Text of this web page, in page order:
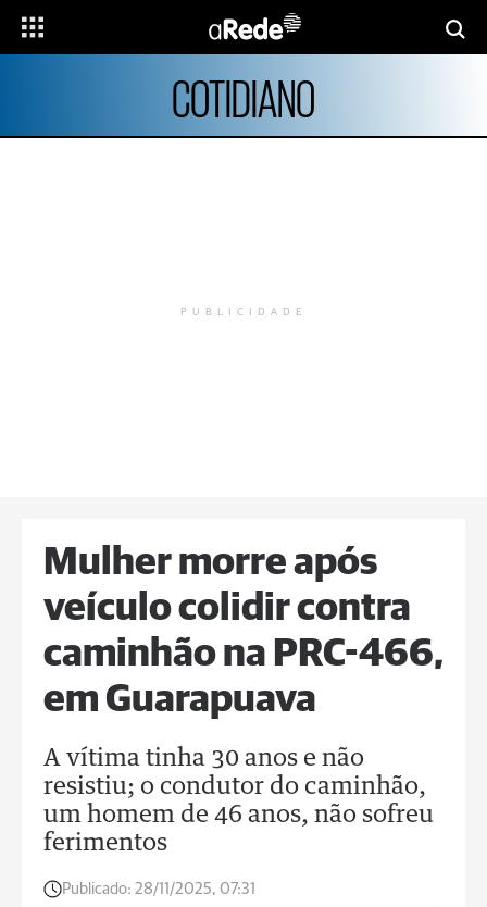
COTIDIANO
PUBLICIDADE
Mulher morre após
veículo colidir contra
caminhão na PRC-466,
em Guarapuava
A vítima tinha 30 anos e não
resistiu; o condutor do caminhão,
um homem de 46 anos, não sofreu
ferimentos
Publicado: 28/11/2025, 07:31